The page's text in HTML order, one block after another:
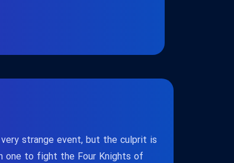
strange event, but the culprit is
one to fight the Four Knights of